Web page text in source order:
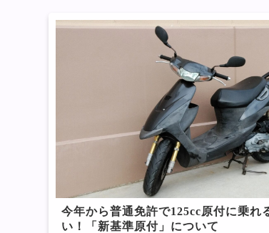
今年から普通免許で125cc原付に乗れ
い！「新基準原付」について